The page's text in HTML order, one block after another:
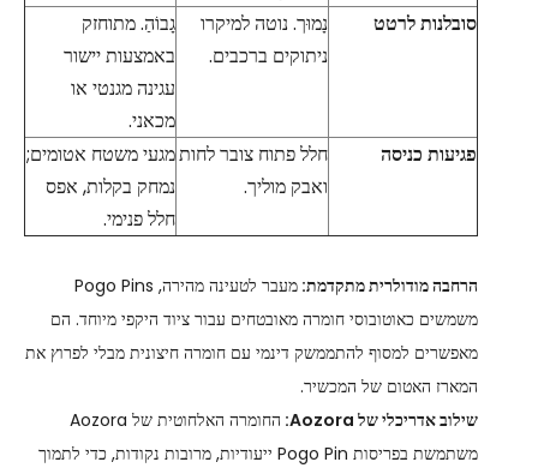
סובלנות לרטט
נָמוּך. נוטה למיקרו
ניתוקים ברכבים.
גָבוֹהַ. מתוחזק
באמצעות יישור
עגינה מגנטי או
מכאני.
פגיעות כניסה
חלל פתוח צובר לחות
ואבק מוליך.
מגעי משטח אטומים;
נמחק בקלות, אפס
חלל פנימי.
הרחבה מודולרית מתקדמת:
מעבר לטעינה מהירה, Pogo Pins
משמשים כאוטובוסי חומרה מאובטחים עבור ציוד היקפי מיוחד. הם
מאפשרים למסוף להתממשק דינמי עם חומרה חיצונית מבלי לפרוץ את
המארז האטום של המכשיר.
שילוב אדריכלי של Aozora:
החומרה האלחוטית של Aozora
משתמשת בפריסות Pogo Pin ייעודיות, מרובות נקודות, כדי לתמוך